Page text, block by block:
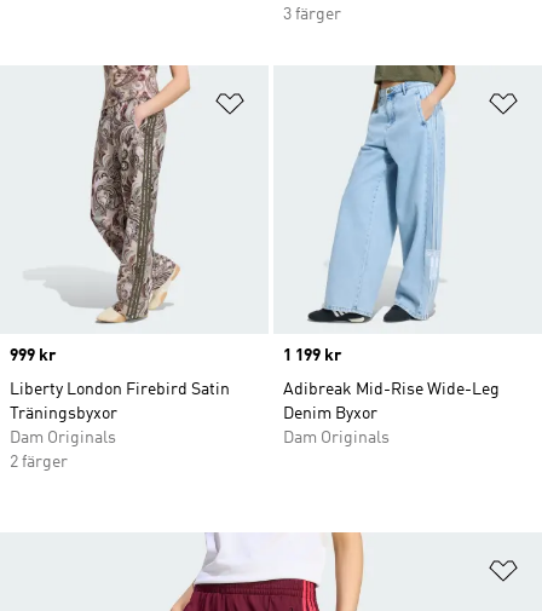
3 färger
Lägg till på önskelistan
Price
999 kr
Liberty London Firebird Satin
Träningsbyxor
Dam Originals
2 färger
Price
1 199 kr
Adibreak Mid-Rise Wide-Leg
Denim Byxor
Dam Originals